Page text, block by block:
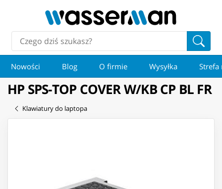
Nowości Blog O firmie Wysyłka Strefa
HP SPS-TOP COVER W/KB CP BL FR
Klawiatury do laptopa